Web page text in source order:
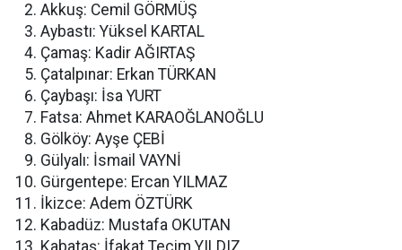
Akkuş: Cemil GÖRMÜŞ
Aybastı: Yüksel KARTAL
Çamaş: Kadir AĞIRTAŞ
Çatalpınar: Erkan TÜRKAN
Çaybaşı: İsa YURT
Fatsa: Ahmet KARAOĞLANOĞLU
Gölköy: Ayşe ÇEBİ
Gülyalı: İsmail VAYNİ
Gürgentepe: Ercan YILMAZ
İkizce: Adem ÖZTÜRK
Kabadüz: Mustafa OKUTAN